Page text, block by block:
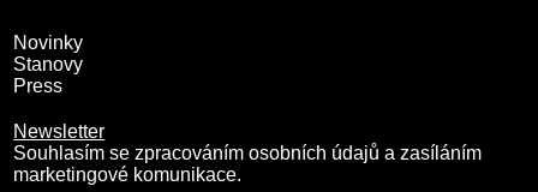
Novinky
Stanovy
Press
Newsletter
Souhlasím se zpracováním osobních údajů a zasíláním
marketingové komunikace.